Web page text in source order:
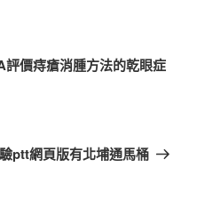
價痔瘡消腫方法的乾眼症
ptt網頁版有北埔通馬桶